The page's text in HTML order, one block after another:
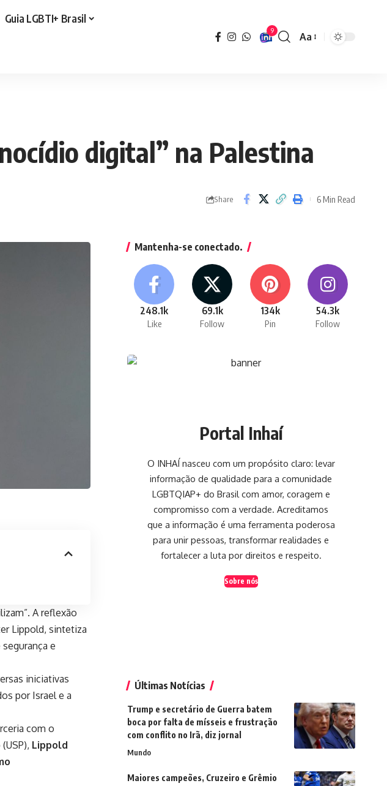
Guia LGBTI+ Brasil
9
Font
Aa
digital” na Palestina
Share 6 Min Read
A reflexão
Lippold, sintetiza
e
iniciativas
por Israel e a
com o
Lippold
Mantenha-se conectado.
248.1k
Like
69.1k
Follow
134k
Pin
54.3k
Follow
Portal Inhaí
O INHAÍ nasceu com um propósito claro: levar
informação de qualidade para a comunidade
LGBTQIAP+ do Brasil com amor, coragem e
compromisso com a verdade. Acreditamos
que a informação é uma ferramenta poderosa
para unir pessoas, transformar realidades e
fortalecer a luta por direitos e respeito.
Sobre nós
Últimas Notícias
Trump e secretário de Guerra batem
boca por falta de mísseis e frustração
com conflito no Irã, diz jornal
Mundo
Maiores campeões, Cruzeiro e Grêmio